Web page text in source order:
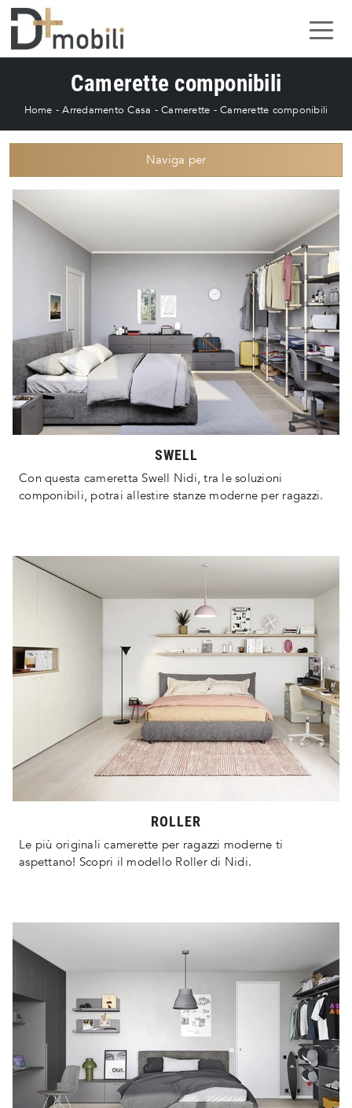
Camerette componibili
Home -Arredamento Casa -Camerette -Camerette componibili
Naviga per
SWELL
Con questa cameretta Swell Nidi, tra le soluzioni
componibili, potrai allestire stanze moderne per ragazzi.
ROLLER
Le più originali camerette per ragazzi moderne ti
aspettano! Scopri il modello Roller di Nidi.